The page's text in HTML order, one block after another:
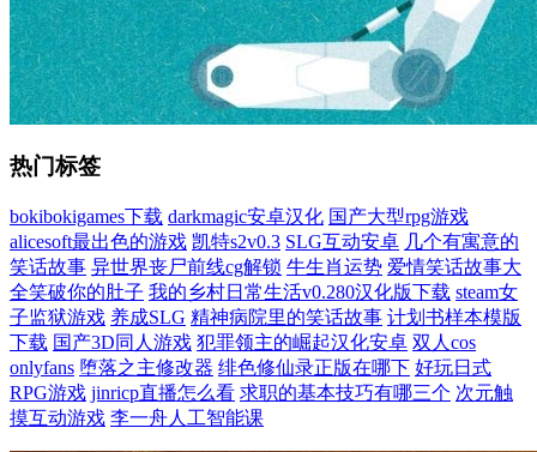
热门标签
bokibokigames下载 darkmagic安卓汉化 国产大型rpg游戏
alicesoft最出色的游戏 凯特s2v0.3 SLG互动安卓 几个有寓意的
笑话故事 异世界丧尸前线cg解锁 牛生肖运势 爱情笑话故事大
全笑破你的肚子 我的乡村日常生活v0.280汉化版下载 steam女
子监狱游戏 养成SLG 精神病院里的笑话故事 计划书样本模版
下载 国产3D同人游戏 犯罪领主的崛起汉化安卓 双人cos
onlyfans 堕落之主修改器 绯色修仙录正版在哪下 好玩日式
RPG游戏 jinricp直播怎么看 求职的基本技巧有哪三个 次元触
摸互动游戏 李一舟人工智能课